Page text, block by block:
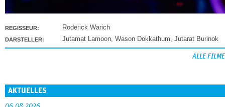
REGISSEUR: Roderick Warich
DARSTELLER: Jutamat Lamoon, Wason Dokkathum, Jutarat Burinok
ALLE FILME
AKTUELLES